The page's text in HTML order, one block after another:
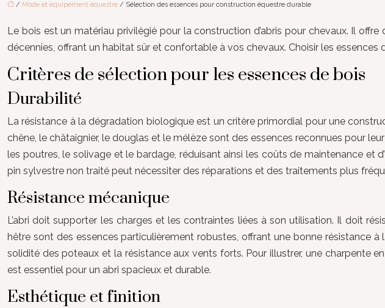
/ Mode et équipement équestre / Sélection des essences pour construction équestre durable
Le bois est un matériau privilégié pour la construction d’abris pour chevaux. Il
décennies, offrant un habitat sûr et confortable à vos chevaux. Choisir les
Critères de sélection pour les essences de bois
Durabilité
La résistance à la dégradation biologique est un critère primordial pour une
chêne, le châtaignier, le douglas et le mélèze sont des essences reconnues pour
les poutres, le solivage et le bardage, réduisant ainsi les coûts de maintenance et
pin sylvestre non traité peut nécessiter des réparations et des traitements plus
Résistance mécanique
L’abri doit supporter les charges et les contraintes liées à son utilisation. Il doit
hêtre sont des essences particulièrement robustes, offrant une bonne résistance
solidité des poteaux et la résistance aux vents forts. Pour illustrer, une charpente
est essentiel pour un abri spacieux et durable.
Esthétique et finition